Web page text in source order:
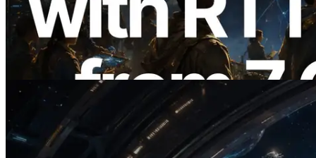
Region Global — Validators Information
API Juga Diluncurkan